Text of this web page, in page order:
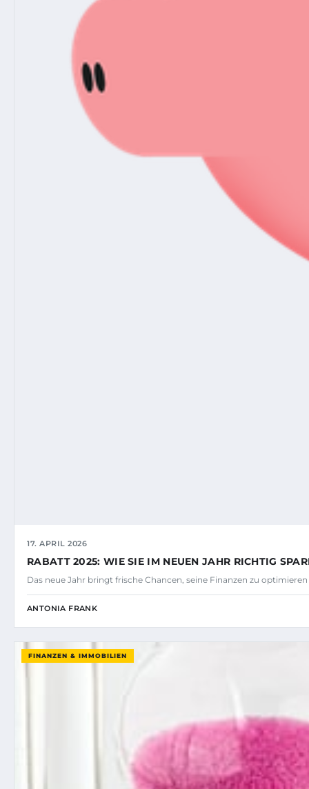
17. APRIL 2026
RABATT 2025: WIE SIE IM NEUEN JAHR RICHTIG
Das neue Jahr bringt frische Chancen, seine Finanzen zu
ANTONIA FRANK
FINANZEN & IMMOBILIEN